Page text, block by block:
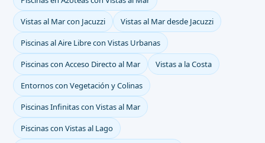
Vistas al Mar con Jacuzzi
Vistas al Mar desde Jacuzzi
Piscinas al Aire Libre con Vistas Urbanas
Piscinas con Acceso Directo al Mar
Vistas a la Costa
Entornos con Vegetación y Colinas
Piscinas Infinitas con Vistas al Mar
Piscinas con Vistas al Lago